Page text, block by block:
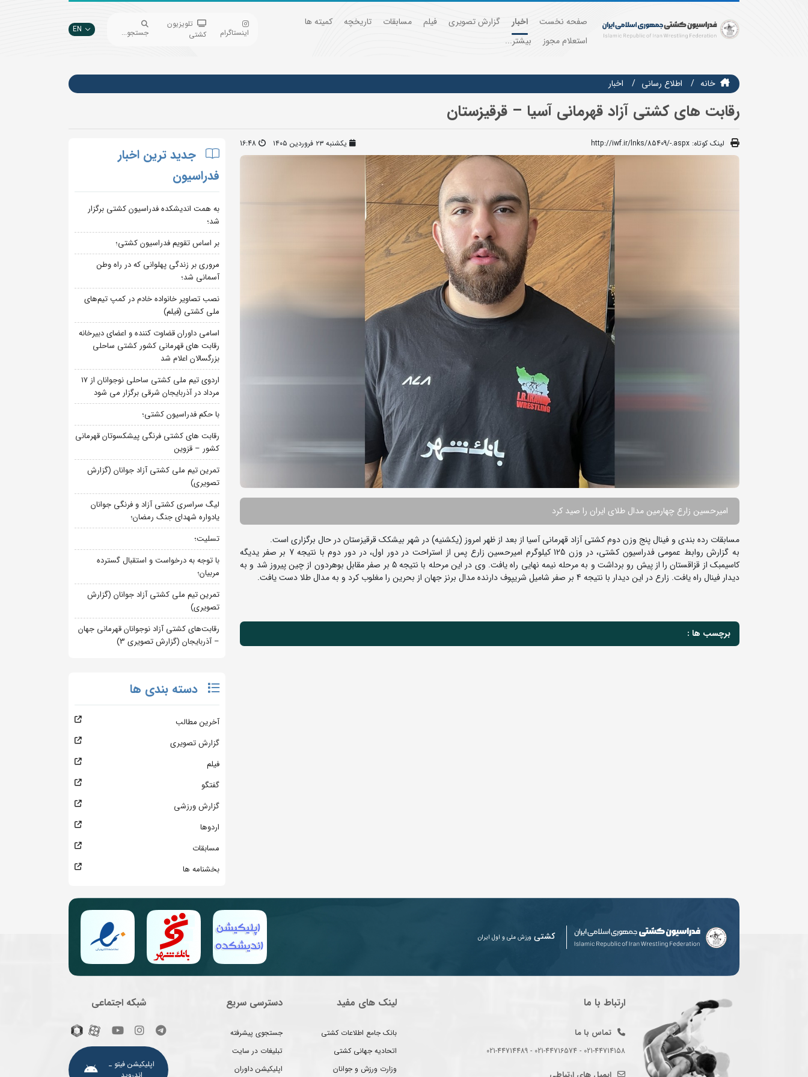
صفحه نخست اخبار گزارش تصویری فیلم مسابقات تاریخچه
کمیته ها
استعلام مجوز
بیشتر...
اینستاگرام
تلویزیون
کشتی
جستجو... EN
خانه اطلاع رسانی اخبار
رقابت های کشتی آزاد قهرمانی آسیا – قرقیزستان
لینک کوتاه: http://iwf.ir/lnks/85409/-.aspx یکشنبه ۲۳ فروردین ۱۴۰۵ 16:48
امیرحسین زارع چهارمین مدال طلای ایران را صید کرد
مسابقات رده بندی و فینال پنج وزن دوم کشتی آزاد قهرمانی آسیا از بعد از ظهر امروز (یکشنیه) در شهر بیشکک قرقیزستان در حال برگزاری است.
به گزارش روابط عمومی فدراسیون کشتی، در وزن 125 کیلوگرم امیرحسین زارع پس از استراحت در دور اول، در دور دوم با نتیجه 7 بر صفر یدیگه
کاسیمبک از قزاقستان را از پیش رو برداشت و به مرحله نیمه نهایی راه یافت. وی در این مرحله با نتیجه 5 بر صفر مقابل بوهردون از چین پیروز شد و به
دیدار فینال راه یافت. زارع در این دیدار با نتیجه 4 بر صفر شامیل شریپوف دارنده مدال برنز جهان از بحرین را مغلوب کرد و به مدال طلا دست یافت.
برچسب ها :
جدید ترین اخبار
فدراسیون
به همت اندیشکده فدراسیون کشتی برگزار
شد؛
بر اساس تقویم فدراسیون کشتی؛
مروری بر زندگی پهلوانی که در راه وطن
آسمانی شد؛
نصب تصاویر خانواده خادم در کمپ تیم‌های
ملی کشتی (فیلم)
اسامی داوران قضاوت کننده و اعضای دبیرخانه
رقابت های قهرمانی کشور کشتی ساحلی
بزرگسالان اعلام شد
اردوی تیم ملی کشتی ساحلی نوجوانان از 17
مرداد در آذربایجان شرقی برگزار می شود
با حکم فدراسیون کشتی؛
رقابت های کشتی فرنگی پیشکسوتان قهرمانی
کشور – قزوین
تمرین تیم ملی کشتی آزاد جوانان (گزارش
تصویری)
لیگ سراسری کشتی آزاد و فرنگی جوانان
یادواره شهدای جنگ رمضان؛
تسلیت؛
با توجه به درخواست و استقبال گسترده
مربیان؛
تمرین تیم ملی کشتی آزاد جوانان (گزارش
تصویری)
رقابت‌های کشتی آزاد نوجوانان قهرمانی جهان
– آذربایجان (گزارش تصویری 3)
دسته بندی ها
آخرین مطالب
گزارش تصویری
فیلم
گفتگو
گزارش ورزشی
اردوها
مسابقات
بخشنامه ها
کشتی ورزش ملی و اول ایران
ارتباط با ما
تماس با ما
021-44714158 - 021-44716574 - 021-44714489
لینک های مفید
بانک جامع اطلاعات کشتی
اتحادیه جهانی کشتی
وزارت ورزش و جوانان
دسترسی سریع
جستجوی پیشرفته
تبلیغات در سایت
اپلیکیشن داوران
شبکه اجتماعی
اپلیکیشن فیتو ـ